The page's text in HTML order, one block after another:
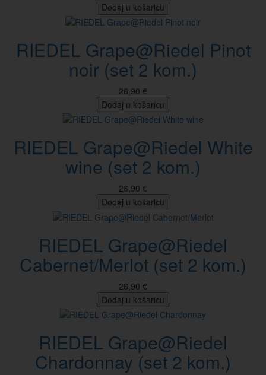
Dodaj u košaricu
RIEDEL Grape@Riedel Pinot
noir (set 2 kom.)
26,90 €
Dodaj u košaricu
RIEDEL Grape@Riedel White
wine (set 2 kom.)
26,90 €
Dodaj u košaricu
RIEDEL Grape@Riedel
Cabernet/Merlot (set 2 kom.)
26,90 €
Dodaj u košaricu
RIEDEL Grape@Riedel
Chardonnay (set 2 kom.)